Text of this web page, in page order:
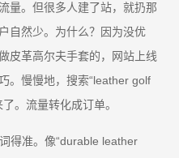
量。但很多人建了站，就扔那
自然少。为什么？因为没优
皮革高尔夫手套的，网站上线
。慢慢地，搜索“leather golf
。流量转化成订单。
得准。像“durable leather